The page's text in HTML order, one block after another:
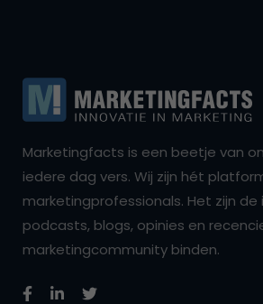
Marketingfacts is een beetje van
iedere dag vers. Wij zijn hét
marketingprofessionals. Het zijn de
podcasts, blogs, opinies en
marketingcommunity binden.